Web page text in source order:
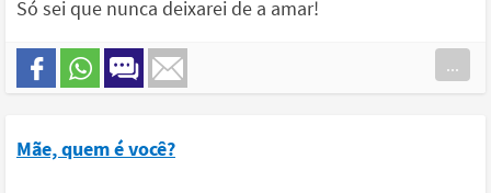
Só sei que nunca deixarei de a amar!
...
Mãe, quem é você?